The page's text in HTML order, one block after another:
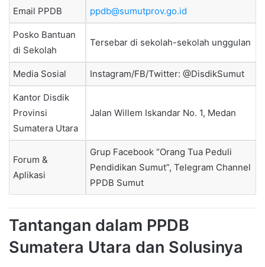
Email PPDB ppdb@sumutprov.go.id
Posko Bantuan
di Sekolah
Tersebar di sekolah-sekolah unggulan
Media Sosial Instagram/FB/Twitter: @DisdikSumut
Kantor Disdik
Provinsi
Sumatera Utara
Jalan Willem Iskandar No. 1, Medan
Forum &
Aplikasi
Grup Facebook “Orang Tua Peduli
Pendidikan Sumut”, Telegram Channel
PPDB Sumut
Tantangan dalam PPDB
Sumatera Utara dan Solusinya